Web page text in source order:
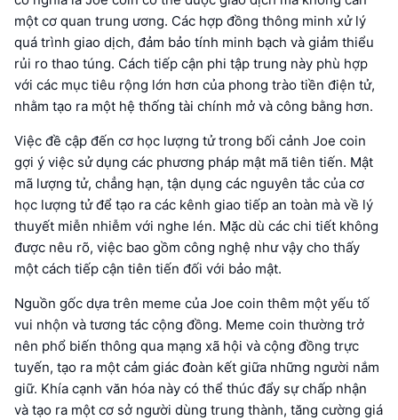
một cơ quan trung ương. Các hợp đồng thông minh xử lý
quá trình giao dịch, đảm bảo tính minh bạch và giảm thiểu
rủi ro thao túng. Cách tiếp cận phi tập trung này phù hợp
với các mục tiêu rộng lớn hơn của phong trào tiền điện tử,
nhằm tạo ra một hệ thống tài chính mở và công bằng hơn.
Việc đề cập đến cơ học lượng tử trong bối cảnh Joe coin
gợi ý việc sử dụng các phương pháp mật mã tiên tiến. Mật
mã lượng tử, chẳng hạn, tận dụng các nguyên tắc của cơ
học lượng tử để tạo ra các kênh giao tiếp an toàn mà về lý
thuyết miễn nhiễm với nghe lén. Mặc dù các chi tiết không
được nêu rõ, việc bao gồm công nghệ như vậy cho thấy
một cách tiếp cận tiên tiến đối với bảo mật.
Nguồn gốc dựa trên meme của Joe coin thêm một yếu tố
vui nhộn và tương tác cộng đồng. Meme coin thường trở
nên phổ biến thông qua mạng xã hội và cộng đồng trực
tuyến, tạo ra một cảm giác đoàn kết giữa những người nắm
giữ. Khía cạnh văn hóa này có thể thúc đẩy sự chấp nhận
và tạo ra một cơ sở người dùng trung thành, tăng cường giá